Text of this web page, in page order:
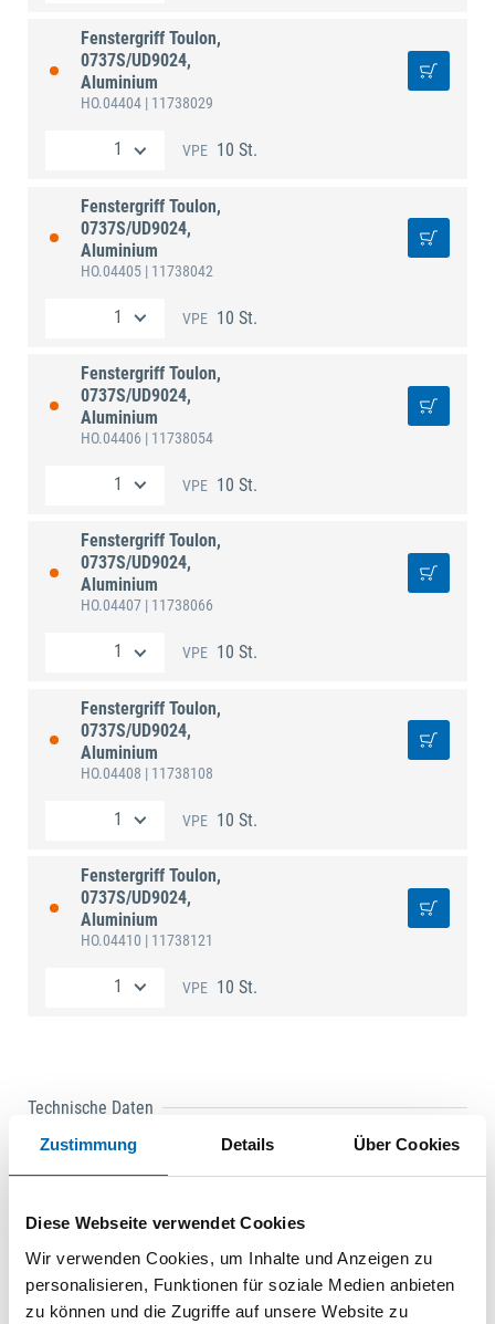
Zustimmung Details Über Cookies
Diese Webseite verwendet Cookies
Wir verwenden Cookies, um Inhalte und Anzeigen zu
personalisieren, Funktionen für soziale Medien anbieten
zu können und die Zugriffe auf unsere Website zu
Fenstergriff Toulon,
0737S/UD9024,
Aluminium
HO.04404 | 11738029
VPE 10 St.
Fenstergriff Toulon,
0737S/UD9024,
Aluminium
HO.04405 | 11738042
VPE 10 St.
Fenstergriff Toulon,
0737S/UD9024,
Aluminium
HO.04406 | 11738054
VPE 10 St.
Fenstergriff Toulon,
0737S/UD9024,
Aluminium
HO.04407 | 11738066
VPE 10 St.
Fenstergriff Toulon,
0737S/UD9024,
Aluminium
HO.04408 | 11738108
VPE 10 St.
Fenstergriff Toulon,
0737S/UD9024,
Aluminium
HO.04410 | 11738121
VPE 10 St.
Technische Daten
Ausf.
abschließbar, mit Drehzylinder
Vierkant
7 mm
Nocken-ø
10 mm